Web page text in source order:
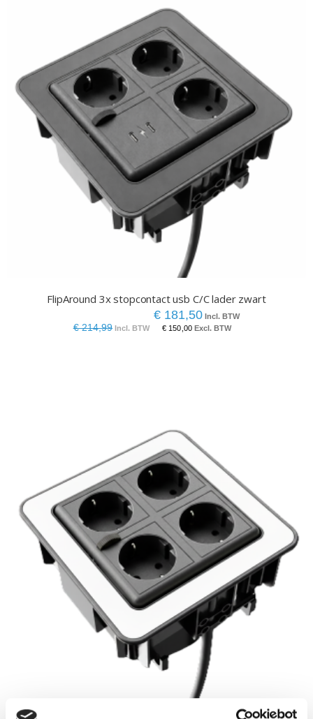
FlipAround 3x stopcontact usb C/C lader zwart
€ 214,99
€ 181,50
€ 150,00